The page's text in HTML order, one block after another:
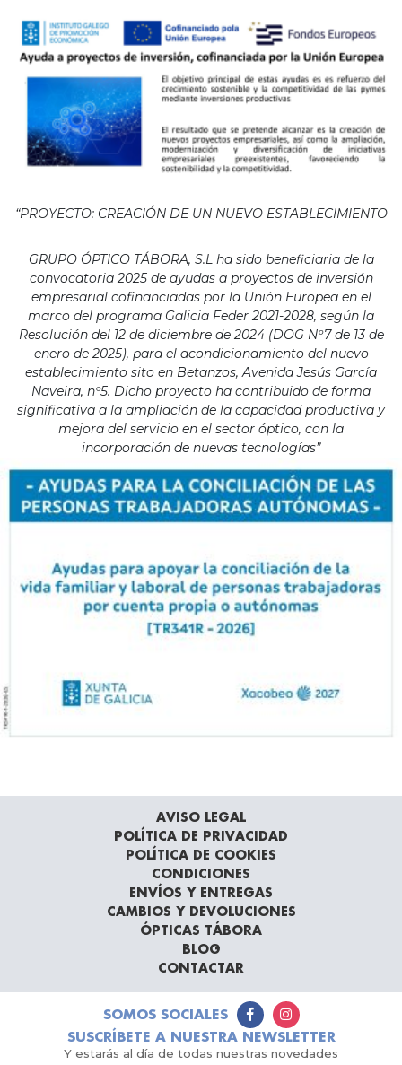
“PROYECTO: CREACIÓN DE UN NUEVO ESTABLECIMIENTO
GRUPO ÓPTICO TÁBORA, S.L ha sido beneficiaria de la
convocatoria 2025 de ayudas a proyectos de inversión
empresarial cofinanciadas por la Unión Europea en el
marco del programa Galicia Feder 2021-2028, según la
Resolución del 12 de diciembre de 2024 (DOG Nº7 de 13 de
enero de 2025), para el acondicionamiento del nuevo
establecimiento sito en Betanzos, Avenida Jesús García
Naveira, nº5. Dicho proyecto ha contribuido de forma
significativa a la ampliación de la capacidad productiva y
mejora del servicio en el sector óptico, con la
incorporación de nuevas tecnologías”
AVISO LEGAL
POLÍTICA DE PRIVACIDAD
POLÍTICA DE COOKIES
CONDICIONES
ENVÍOS Y ENTREGAS
CAMBIOS Y DEVOLUCIONES
ÓPTICAS TÁBORA
BLOG
CONTACTAR
SOMOS SOCIALES
SUSCRÍBETE A NUESTRA NEWSLETTER
Y estarás al día de todas nuestras novedades